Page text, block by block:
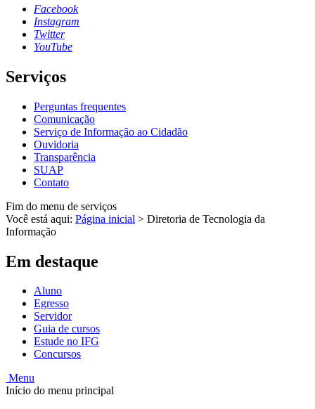
Facebook
Instagram
Twitter
YouTube
Serviços
Perguntas frequentes
Comunicação
Serviço de Informação ao Cidadão
Ouvidoria
Transparência
SUAP
Contato
Fim do menu de serviços
Você está aqui: Página inicial > Diretoria de Tecnologia da
Informação
Em destaque
Aluno
Egresso
Servidor
Guia de cursos
Estude no IFG
Concursos
Menu
Início do menu principal